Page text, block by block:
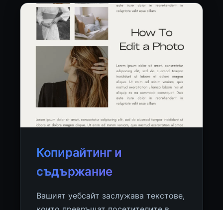
Копирайтинг и
съдържание
Вашият уебсайт заслужава текстове,